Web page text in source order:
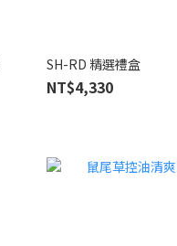
SH-RD 精選禮盒
NT$4,330